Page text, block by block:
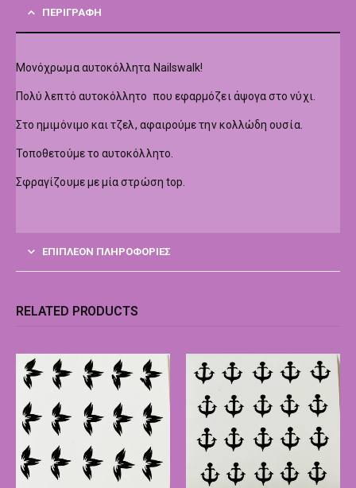
ΠΕΡΙΓΡΑΦΉ
Μονόχρωμα αυτοκόλλητα Nailswalk!
Πολύ λεπτό αυτοκόλλητο που εφαρμόζει άψογα στο νύχι.
Στο ημιμόνιμο και τζελ, αφαιρούμε την κολλώδη ουσία.
Τοποθετούμε το αυτοκόλλητο.
Σφραγίζουμε με μία στρώση top.
ΕΠΙΠΛΈΟΝ ΠΛΗΡΟΦΟΡΊΕΣ
RELATED PRODUCTS